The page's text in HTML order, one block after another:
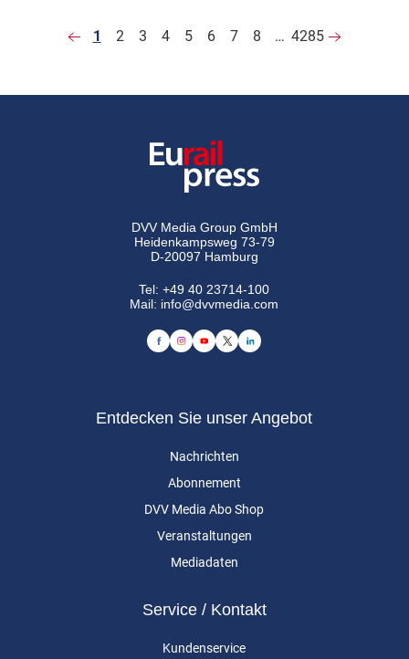
1 2 3 4 5 6 7 8 … 4285
DVV Media Group GmbH
Heidenkampsweg 73-79
D-20097 Hamburg
Tel:+49 40 23714-100
Mail: info@dvvmedia.com
Entdecken Sie unser Angebot
Nachrichten
Abonnement
DVV Media Abo Shop
Veranstaltungen
Mediadaten
Service / Kontakt
Kundenservice